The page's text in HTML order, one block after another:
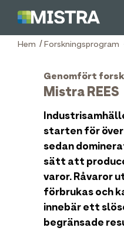
Hem /Forskningsprogram
Genomfört
Mistra REES
starten för
sedan
sätt att
varor. Råvaror
förbrukas och
innebär ett
begränsade